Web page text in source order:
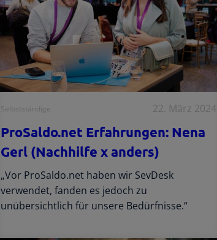
Selbstständige 22. März 2024
ProSaldo.net Erfahrungen: Nena
Gerl (Nachhilfe x anders)
„Vor ProSaldo.net haben wir SevDesk
verwendet, fanden es jedoch zu
unübersichtlich für unsere Bedürfnisse.“